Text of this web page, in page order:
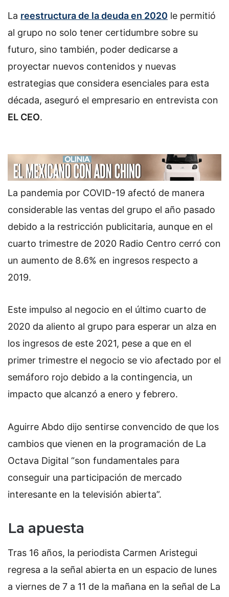
La reestructura de la deuda en 2020 le permitió
al grupo no solo tener certidumbre sobre su
futuro, sino también, poder dedicarse a
proyectar nuevos contenidos y nuevas
estrategias que considera esenciales para esta
década, aseguró el empresario en entrevista con
EL CEO.
La pandemia por COVID-19 afectó de manera
considerable las ventas del grupo el año pasado
debido a la restricción publicitaria, aunque en el
cuarto trimestre de 2020 Radio Centro cerró con
un aumento de 8.6% en ingresos respecto a
2019.
Este impulso al negocio en el último cuarto de
2020 da aliento al grupo para esperar un alza en
los ingresos de este 2021, pese a que en el
primer trimestre el negocio se vio afectado por el
semáforo rojo debido a la contingencia, un
impacto que alcanzó a enero y febrero.
Aguirre Abdo dijo sentirse convencido de que los
cambios que vienen en la programación de La
Octava Digital “son fundamentales para
conseguir una participación de mercado
interesante en la televisión abierta”.
La apuesta
Tras 16 años, la periodista Carmen Aristegui
regresa a la señal abierta en un espacio de lunes
a viernes de 7 a 11 de la mañana en la señal de La